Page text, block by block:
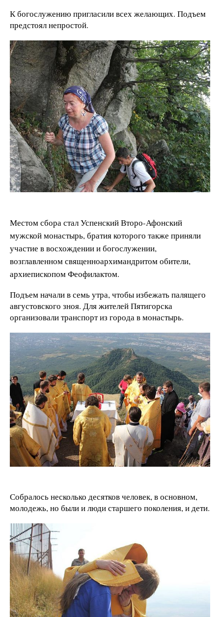
К богослужению пригласили всех желающих. Подъем
предстоял непростой.
Местом сбора стал Успенский Второ-Афонский
мужской монастырь, братия которого также приняли
участие в восхождении и богослужении,
возглавленном священноархимандритом обители,
архиепископом Феофилактом.
Подъем начали в семь утра, чтобы избежать палящего
августовского зноя. Для жителей Пятигорска
организовали транспорт из города в монастырь.
Собралось несколько десятков человек, в основном,
молодежь, но были и люди старшего поколения, и дети.